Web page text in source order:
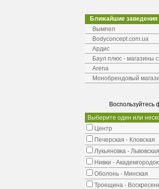
Ближайшие заведения
Вымпел
Bodyconcept.com.ua
Ардис
Баул плюс - магазины
Arena
Монобрендовый
Выберите один или
Центр
Печерская - Кловская
Лукьяновка -
Нивки - Академгородок
Оболонь - Минская
Троещина -